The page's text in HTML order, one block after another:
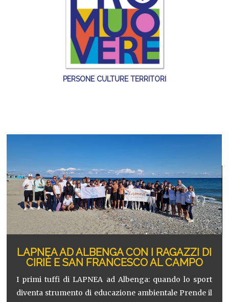
PERSONE CULTURE TERRITORI
CON I RAGAZZI DI
FRANCESCO AL CAMPO
ad Albenga: quando lo sport
di educazione ambientale Prende il DALLA
SI FERMA PIÙ:
IL